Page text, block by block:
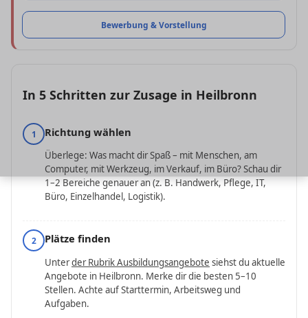
Bewerbung & Vorstellung
In 5 Schritten zur Zusage in Heilbronn
1 Richtung wählen
Überlege: Was macht dir Spaß – mit Menschen, am
Computer, mit Werkzeug, im Verkauf, im Büro? Schau dir
1–2 Bereiche genauer an (z. B. Handwerk, Pflege, IT,
Büro, Einzelhandel, Logistik).
2 Plätze finden
Unterder Rubrik Ausbildungsangebote siehst du aktuelle
Angebote in Heilbronn. Merke dir die besten 5–10
Stellen. Achte auf Starttermin, Arbeitsweg und
Aufgaben.